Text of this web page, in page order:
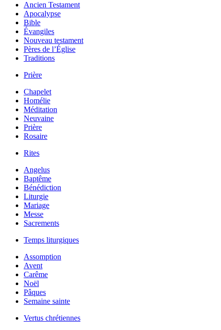
Ancien Testament
Apocalypse
Bible
Évangiles
Nouveau testament
Pères de l’Église
Traditions
Prière
Chapelet
Homélie
Méditation
Neuvaine
Prière
Rosaire
Rites
Angelus
Baptême
Bénédiction
Liturgie
Mariage
Messe
Sacrements
Temps liturgiques
Assomption
Avent
Carême
Noël
Pâques
Semaine sainte
Vertus chrétiennes